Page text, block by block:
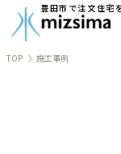
豊田市で注文住宅
TOP 施工事例